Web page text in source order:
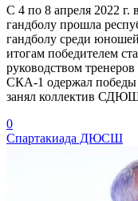
С 4 по 8 апреля 2022
гандболу прошла
гандболу среди
итогам победителем
руководством
СКА-1 одержал победы
занял коллектив
0
Спартакиада ДЮСШ